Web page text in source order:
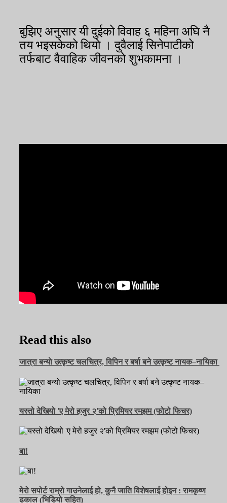
बुझिए अनुसार यी दुईको विवाह ६ महिना अघि नै
तय भइसकेको थियो । दुवैलाई सिनेपाटीको
तर्फबाट वैवाहिक जीवनको शुभकामना ।
Read this also
जात्रा बन्याे उत्कृष्ट चलचित्र, विपिन र बर्षा बने उत्कृष्ट नायक–नायिका
यस्तो देखियो 'ए मेरो हजुर २'को प्रिमियर रमझम (फोटो फिचर)
बा!
मेरो सपोर्ट राम्रो गाउनेलाई हो, कुनै जाति विशेषलाई होइन : रामकृष्ण
ढकाल (भिडियो सहित)